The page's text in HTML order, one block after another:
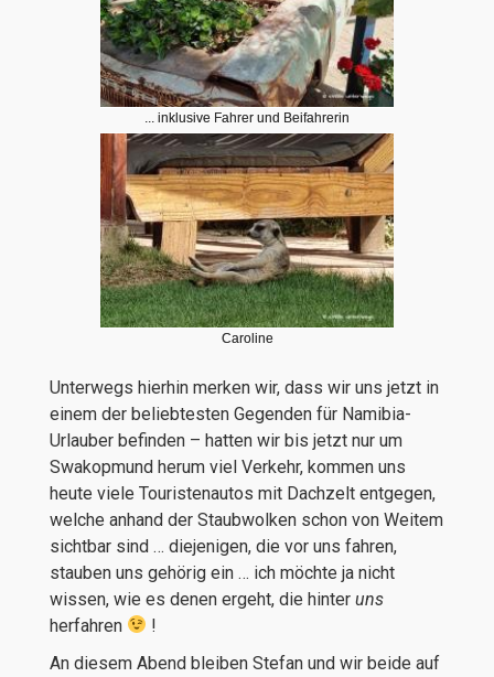
... inklusive Fahrer und Beifahrerin
Caroline
Unterwegs hierhin merken wir, dass wir uns jetzt in
einem der beliebtesten Gegenden für Namibia-
Urlauber befinden – hatten wir bis jetzt nur um
Swakopmund herum viel Verkehr, kommen uns
heute viele Touristenautos mit Dachzelt entgegen,
welche anhand der Staubwolken schon von Weitem
sichtbar sind … diejenigen, die vor uns fahren,
stauben uns gehörig ein … ich möchte ja nicht
wissen, wie es denen ergeht, die hinter uns
herfahren
!
An diesem Abend bleiben Stefan und wir beide auf